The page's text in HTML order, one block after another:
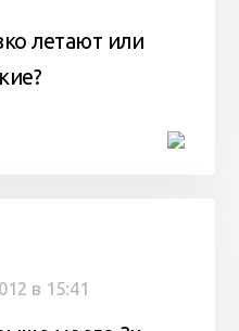
летают или
в 15:41